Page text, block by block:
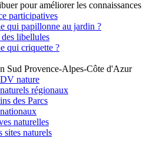
pour améliorer les connaissances
participatives
qui papillonne au jardin ?
libellules
qui criquette ?
Sud Provence-Alpes-Côte d'Azur
nature
régionaux
des Parcs
naturelles
sites naturels